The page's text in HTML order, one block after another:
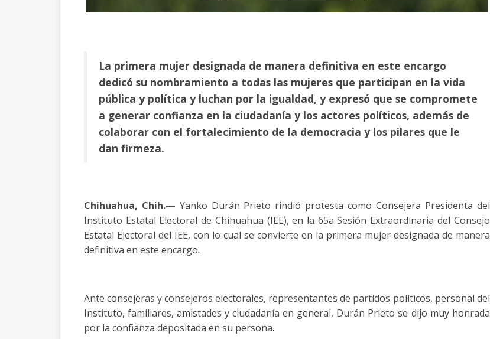
La primera mujer designada de manera definitiva en este encargo
dedicó su nombramiento a todas las mujeres que participan en la vida
pública y política y luchan por la igualdad, y expresó que se compromete
a generar confianza en la ciudadanía y los actores políticos, además de
colaborar con el fortalecimiento de la democracia y los pilares que le
dan firmeza.
Chihuahua, Chih.— Yanko Durán Prieto rindió protesta como Consejera Presidenta del
Instituto Estatal Electoral de Chihuahua (IEE), en la 65a Sesión Extraordinaria del Consejo
Estatal Electoral del IEE, con lo cual se convierte en la primera mujer designada de manera
definitiva en este encargo.
Ante consejeras y consejeros electorales, representantes de partidos políticos, personal del
Instituto, familiares, amistades y ciudadanía en general, Durán Prieto se dijo muy honrada
por la confianza depositada en su persona.